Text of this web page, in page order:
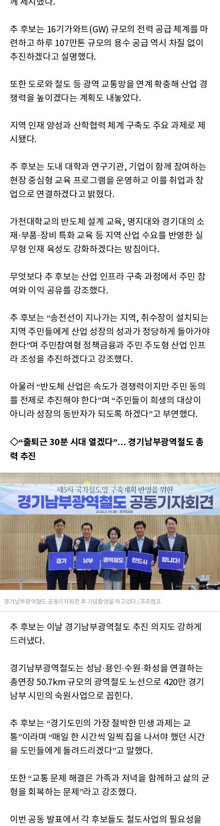
께 제시했다.
추 후보는 16기가와트(GW) 규모의 전력 공급 체계를 마
련하고 하루 107만톤 규모의 용수 공급 역시 차질 없이
추진하겠다고 설명했다.
또한 도로와 철도 등 광역 교통망을 연계 확충해 산업 경
쟁력을 높이겠다는 계획도 내놓았다.
지역 인재 양성과 산학협력 체계 구축도 주요 과제로 제
시됐다.
추 후보는 도내 대학과 연구기관, 기업이 함께 참여하는
현장 중심형 교육 프로그램을 운영하고 이를 취업과 창
업으로 연결하겠다고 밝혔다.
가천대학교의 반도체 설계 교육, 명지대와 경기대의 소
재·부품·장비 특화 교육 등 지역 산업 수요를 반영한 실
무형 인재 육성도 강화하겠다는 방침이다.
무엇보다 추 후보는 산업 인프라 구축 과정에서 주민 참
여와 이익 공유를 강조했다.
추 후보는 “송전선이 지나가는 지역, 취수장이 설치되는
지역 주민들에게 산업 성장의 성과가 정당하게 돌아가야
한다”며 주민참여형 정책금융과 주민 주도형 산업 인프
라 조성을 추진하겠다고 강조했다.
아울러 “반도체 산업은 속도가 경쟁력이지만 주민 동의
를 전제로 추진해야 한다”며 “주민들이 희생의 대상이
아니라 성장의 동반자가 되도록 하겠다”고 부연했다.
◇“출퇴근 30분 시대 열겠다”… 경기남부광역철도 총
력 추진
경기남부광역철도 공동기자회견 후 기념촬영을 하고있다./추추캠프
추 후보는 이날 경기남부광역철도 추진 의지도 강하게
드러냈다.
경기남부광역철도는 성남·용인·수원·화성을 연결하는
총연장 50.7km 규모의 광역철도 노선으로 420만 경기
남부 시민의 숙원사업으로 꼽힌다.
추 후보는 “경기도민의 가장 절박한 민생 과제는 교
통”이라며 “매일 한 시간씩 일찍 집을 나서야 했던 시간
을 도민들에게 돌려드리겠다”고 말했다.
또한 “교통 문제 해결은 가족과 저녁을 함께하고 삶의 균
형을 회복하는 문제”라고 강조했다.
이번 공동 발표에서 각 후보들도 철도사업의 필요성을